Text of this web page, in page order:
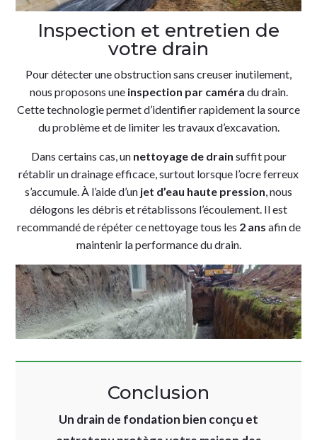
Inspection et entretien de
votre drain
Pour détecter une obstruction sans creuser inutilement,
nous proposons une inspection par caméra du drain.
Cette technologie permet d’identifier rapidement la source
du problème et de limiter les travaux d’excavation.
Dans certains cas, un nettoyage de drain suffit pour
rétablir un drainage efficace, surtout lorsque l’ocre ferreux
s’accumule. À l’aide d’un jet d’eau haute pression, nous
délogons les débris et rétablissons l’écoulement. Il est
recommandé de répéter ce nettoyage tous les 2 ans afin de
maintenir la performance du drain.
Conclusion
Un drain de fondation bien conçu et